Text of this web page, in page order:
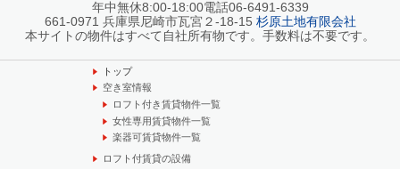
年中無休8:00-18:00電話06-6491-6339
661-0971 兵庫県尼崎市瓦宮２-18-15 杉原土地有限会社
本サイトの物件はすべて自社所有物です。手数料は不要です。
トップ
空き室情報
ロフト付き賃貸物件一覧
女性専用賃貸物件一覧
楽器可賃貸物件一覧
ロフト付賃貸の設備